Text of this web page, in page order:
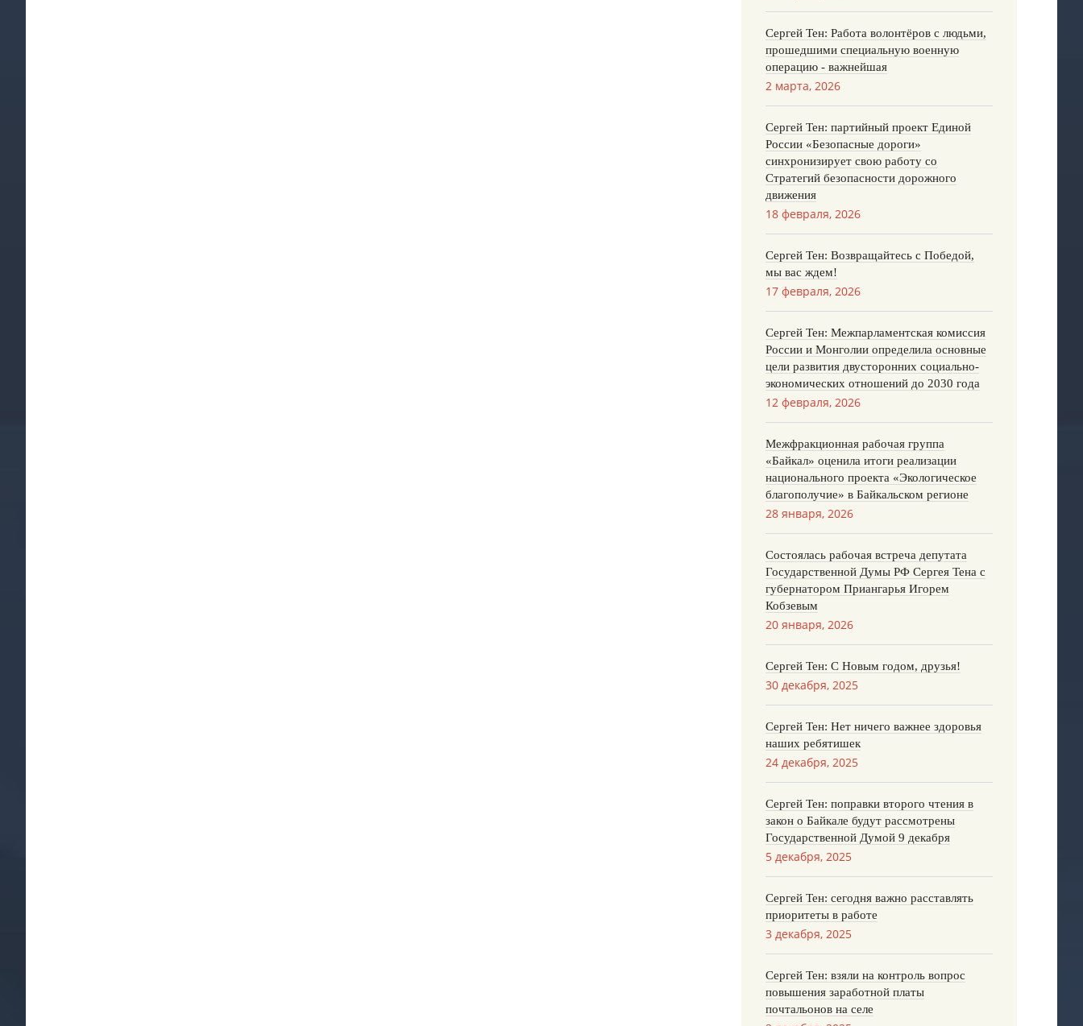
Сергей Тен: Работа волонтёров с людьми,
прошедшими специальную военную
операцию - важнейшая
2 марта, 2026
Сергей Тен: партийный проект Единой
России «Безопасные дороги»
синхронизирует свою работу со
Стратегий безопасности дорожного
движения
18 февраля, 2026
Сергей Тен: Возвращайтесь с Победой,
мы вас ждем!
17 февраля, 2026
Сергей Тен: Межпарламентская комиссия
России и Монголии определила основные
цели развития двусторонних социально-
экономических отношений до 2030 года
12 февраля, 2026
Межфракционная рабочая группа
«Байкал» оценила итоги реализации
национального проекта «Экологическое
благополучие» в Байкальском регионе
28 января, 2026
Состоялась рабочая встреча депутата
Государственной Думы РФ Сергея Тена с
губернатором Приангарья Игорем
Кобзевым
20 января, 2026
Сергей Тен: С Новым годом, друзья!
30 декабря, 2025
Сергей Тен: Нет ничего важнее здоровья
наших ребятишек
24 декабря, 2025
Сергей Тен: поправки второго чтения в
закон о Байкале будут рассмотрены
Государственной Думой 9 декабря
5 декабря, 2025
Сергей Тен: сегодня важно расставлять
приоритеты в работе
3 декабря, 2025
Сергей Тен: взяли на контроль вопрос
повышения заработной платы
почтальонов на селе